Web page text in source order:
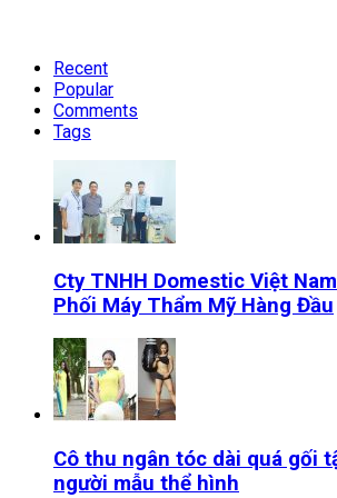
Recent
Popular
Comments
Tags
Cty TNHH Domestic Việt
Phối Máy Thẩm Mỹ Hàng Đầu
Cô thu ngân tóc dài quá gối
người mẫu thể hình